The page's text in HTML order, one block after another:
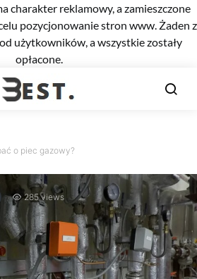
charakter reklamowy, a zamieszczone
pozycjonowanie stron www. Żaden z
użytkowników, a wszystkie zostały
opłacone.
o piec gazowy?
285 views